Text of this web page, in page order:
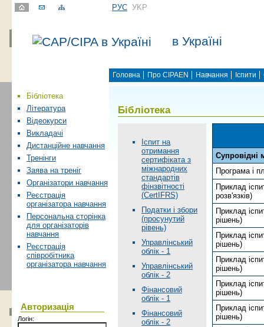
РУС УKР
в Україні
Головна Про CIPAEN Навчання Іспити
Бібліотека
Література
Відеокурси
Викладачі
Дистанційне навчання
Тренінги
Заява на треніг
Організатори навчання
Реєстрація
організатора навчання
Персональна сторінка
для організаторів
навчання
Реєстрація
співробітника
організатора навчання
Авторизація
Логін:
Бібліотека
Іспит на
отримання
сертифіката з
міжнародних
стандартів
фінзвітності
(CertIFRS)
Податки і збори
(просунутий
рівень)
Управлінський
облік - 1
Управлінський
облік - 2
Фінансовий
облік - 1
Фінансовий
облік - 2
Супровідні
Програма і
Приклад
розв'язків)
Приклад
рішень)
Приклад
рішень)
Приклад
рішень)
Приклад
рішень)
Приклад
рішень)